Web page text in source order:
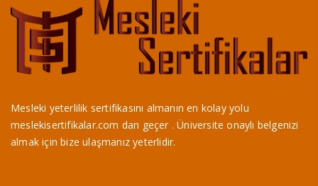
Mesleki yeterlilik sertifikasını almanın en kolay yolu
meslekisertifikalar.com dan geçer . Üniversite onaylı belgenizi
almak için bize ulaşmanız yeterlidir.